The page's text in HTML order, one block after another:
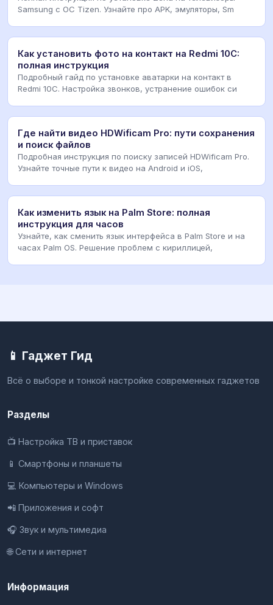
Samsung с ОС Tizen. Узнайте про APK, эмуляторы, Sm
Как установить фото на контакт на Redmi 10C:
полная инструкция
Подробный гайд по установке аватарки на контакт в
Redmi 10C. Настройка звонков, устранение ошибок си
Где найти видео HDWificam Pro: пути сохранения
и поиск файлов
Подробная инструкция по поиску записей HDWificam Pro.
Узнайте точные пути к видео на Android и iOS,
Как изменить язык на Palm Store: полная
инструкция для часов
Узнайте, как сменить язык интерфейса в Palm Store и на
часах Palm OS. Решение проблем с кириллицей,
📱 Гаджет Гид
Всё о выборе и тонкой настройке современных гаджетов
Разделы
📺 Настройка ТВ и приставок
📱 Смартфоны и планшеты
💻 Компьютеры и Windows
📲 Приложения и софт
🎧 Звук и мультимедиа
🌐 Сети и интернет
Информация